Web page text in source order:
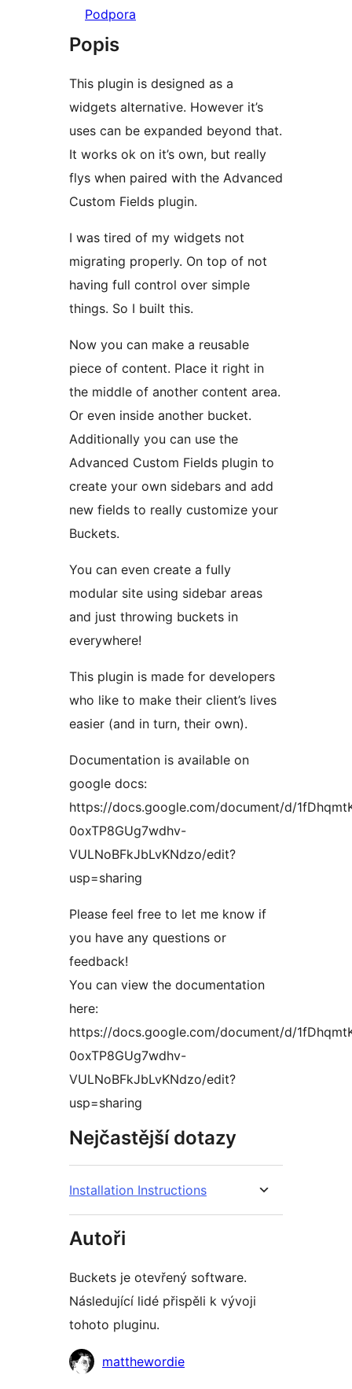
Podpora
Popis
This plugin is designed as a
widgets alternative. However it’s
uses can be expanded beyond that.
It works ok on it’s own, but really
flys when paired with the Advanced
Custom Fields plugin.
I was tired of my widgets not
migrating properly. On top of not
having full control over simple
things. So I built this.
Now you can make a reusable
piece of content. Place it right in
the middle of another content area.
Or even inside another bucket.
Additionally you can use the
Advanced Custom Fields plugin to
create your own sidebars and add
new fields to really customize your
Buckets.
You can even create a fully
modular site using sidebar areas
and just throwing buckets in
everywhere!
This plugin is made for developers
who like to make their client’s lives
easier (and in turn, their own).
Documentation is available on
google docs:
https://docs.google.com/document/d/
0oxTP8GUg7wdhv-
VULNoBFkJbLvKNdzo/edit?
usp=sharing
Please feel free to let me know if
you have any questions or
feedback!
You can view the documentation
here:
https://docs.google.com/document/d/
0oxTP8GUg7wdhv-
VULNoBFkJbLvKNdzo/edit?
usp=sharing
Nejčastější dotazy
Installation Instructions
Autoři
Buckets je otevřený software.
Následující lidé přispěli k vývoji
tohoto pluginu.
Spolupracovníci
matthewordie